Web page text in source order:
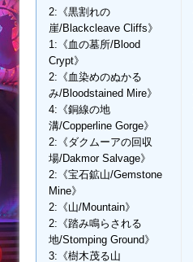
2:《黒割れの
崖/Blackcleave Cliffs》
1:《血の墓所/Blood
Crypt》
2:《血染めのぬかる
み/Bloodstained Mire》
4:《銅線の地
溝/Copperline Gorge》
2:《ダクムーアの回収
場/Dakmor Salvage》
2:《宝石鉱山/Gemstone
Mine》
2:《山/Mountain》
2:《踏み鳴らされる
地/Stomping Ground》
3:《樹木茂る山